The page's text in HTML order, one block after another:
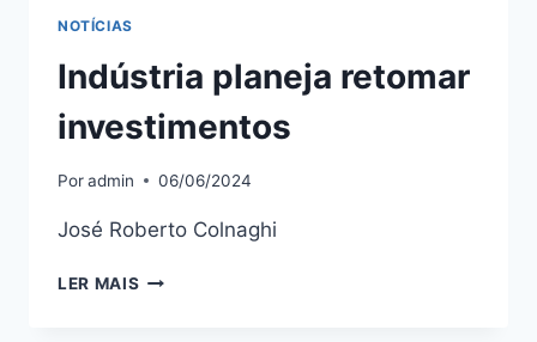
NOTÍCIAS
Indústria planeja retomar
investimentos
Poradmin 06/06/2024
José Roberto Colnaghi
LER MAIS